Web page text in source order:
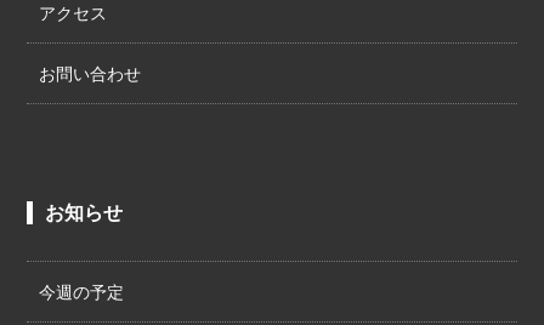
アクセス
お問い合わせ
お知らせ
今週の予定